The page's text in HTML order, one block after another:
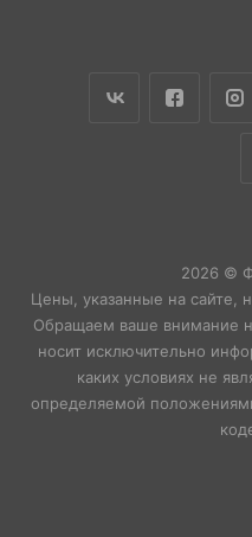
2026 ©
Цены, указанные на сайте,
Обращаем ваше внимание
носит исключительно
каких условиях не
определяемой